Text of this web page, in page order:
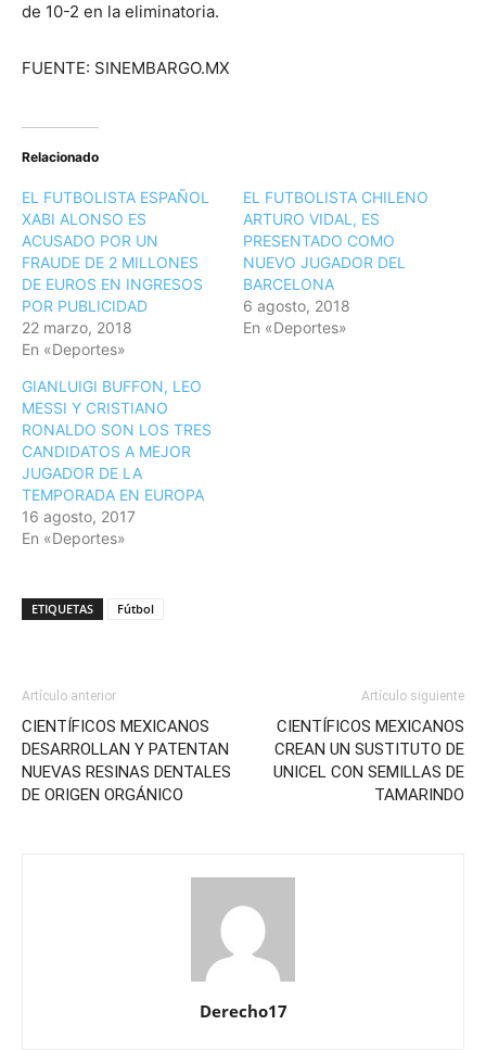
de 10-2 en la eliminatoria.
FUENTE: SINEMBARGO.MX
Relacionado
EL FUTBOLISTA ESPAÑOL
XABI ALONSO ES
ACUSADO POR UN
FRAUDE DE 2 MILLONES
DE EUROS EN INGRESOS
POR PUBLICIDAD
22 marzo, 2018
En «Deportes»
EL FUTBOLISTA CHILENO
ARTURO VIDAL, ES
PRESENTADO COMO
NUEVO JUGADOR DEL
BARCELONA
6 agosto, 2018
En «Deportes»
GIANLUIGI BUFFON, LEO
MESSI Y CRISTIANO
RONALDO SON LOS TRES
CANDIDATOS A MEJOR
JUGADOR DE LA
TEMPORADA EN EUROPA
16 agosto, 2017
En «Deportes»
ETIQUETAS Fútbol
Artículo anterior
CIENTÍFICOS MEXICANOS
DESARROLLAN Y PATENTAN
NUEVAS RESINAS DENTALES
DE ORIGEN ORGÁNICO
Artículo siguiente
CIENTÍFICOS MEXICANOS
CREAN UN SUSTITUTO DE
UNICEL CON SEMILLAS DE
TAMARINDO
Derecho17